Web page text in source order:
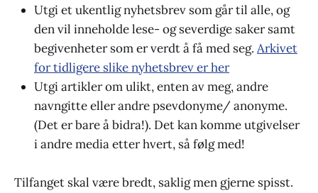
Utgi et ukentlig nyhetsbrev som går til alle, og
den vil inneholde lese- og severdige saker samt
begivenheter som er verdt å få med seg. Arkivet
for tidligere slike nyhetsbrev er her
Utgi artikler om ulikt, enten av meg, andre
navngitte eller andre psevdonyme/ anonyme.
(Det er bare å bidra!). Det kan komme utgivelser
i andre media etter hvert, så følg med!
Tilfanget skal være bredt, saklig men gjerne spisst.